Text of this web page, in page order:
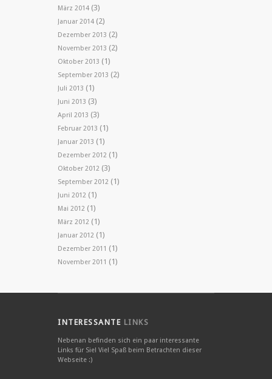
März 2014 (3)
Januar 2014 (2)
Dezember 2013 (2)
November 2013 (2)
Oktober 2013 (1)
September 2013 (2)
Juli 2013 (1)
Juni 2013 (3)
April 2013 (3)
Februar 2013 (1)
Januar 2013 (1)
Dezember 2012 (1)
Oktober 2012 (3)
September 2012 (1)
Juni 2012 (1)
Mai 2012 (1)
März 2012 (1)
Januar 2012 (1)
Dezember 2011 (1)
November 2011 (1)
INTERESSANTE LINKS
Nebenan befinden sich ein paar interessante
Links für Sie! Viel Spaß beim Betrachten dieser
Webseite :)